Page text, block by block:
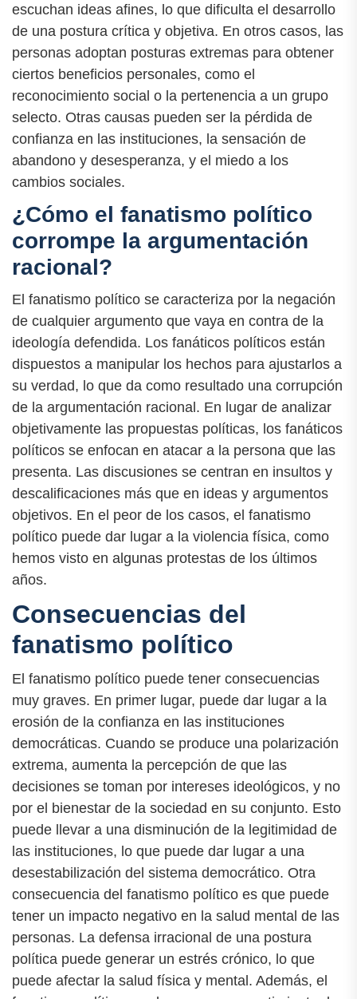
escuchan ideas afines, lo que dificulta el desarrollo
de una postura crítica y objetiva. En otros casos, las
personas adoptan posturas extremas para obtener
ciertos beneficios personales, como el
reconocimiento social o la pertenencia a un grupo
selecto. Otras causas pueden ser la pérdida de
confianza en las instituciones, la sensación de
abandono y desesperanza, y el miedo a los
cambios sociales.
¿Cómo el fanatismo político
corrompe la argumentación
racional?
El fanatismo político se caracteriza por la negación
de cualquier argumento que vaya en contra de la
ideología defendida. Los fanáticos políticos están
dispuestos a manipular los hechos para ajustarlos a
su verdad, lo que da como resultado una corrupción
de la argumentación racional. En lugar de analizar
objetivamente las propuestas políticas, los fanáticos
políticos se enfocan en atacar a la persona que las
presenta. Las discusiones se centran en insultos y
descalificaciones más que en ideas y argumentos
objetivos. En el peor de los casos, el fanatismo
político puede dar lugar a la violencia física, como
hemos visto en algunas protestas de los últimos
años.
Consecuencias del
fanatismo político
El fanatismo político puede tener consecuencias
muy graves. En primer lugar, puede dar lugar a la
erosión de la confianza en las instituciones
democráticas. Cuando se produce una polarización
extrema, aumenta la percepción de que las
decisiones se toman por intereses ideológicos, y no
por el bienestar de la sociedad en su conjunto. Esto
puede llevar a una disminución de la legitimidad de
las instituciones, lo que puede dar lugar a una
desestabilización del sistema democrático. Otra
consecuencia del fanatismo político es que puede
tener un impacto negativo en la salud mental de las
personas. La defensa irracional de una postura
política puede generar un estrés crónico, lo que
puede afectar la salud física y mental. Además, el